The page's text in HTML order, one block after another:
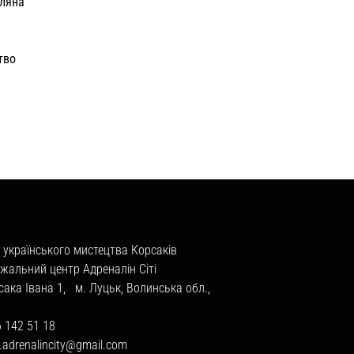
мистецтва Корсаків
центр Адреналін Сіті
Івана 1, м. Луцьк, Волинська обл.,
142 51 18